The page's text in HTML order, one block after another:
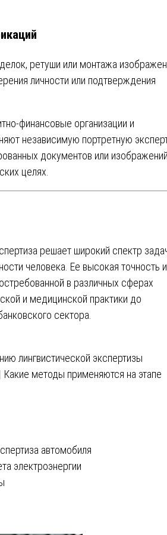
ретуши или монтажа
личности или подтверждения
финансовые организации и
независимую портретную
документов или
целях.
решает широкий спектр
человека. Ее высокая точность и
в различных сферах
и медицинской практики до
сектора.
лингвистической экспертизы
Какие методы применяются на этапе
автомобиля
электроэнергии